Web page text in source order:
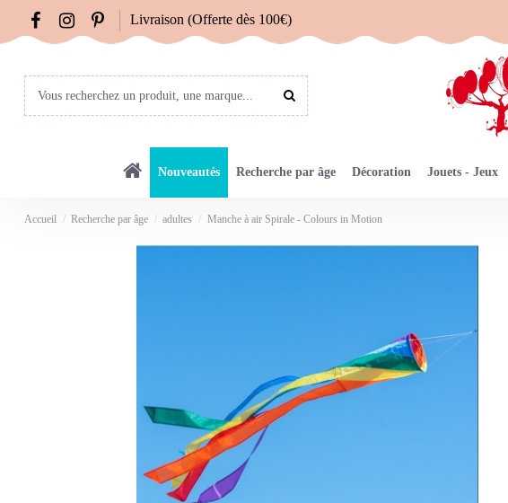
Livraison (Offerte dès 100€)
Nouveautés Recherche par âge Décoration Jouets - Jeux
Accueil Recherche par âge adultes Manche à air Spirale - Colours in Motion